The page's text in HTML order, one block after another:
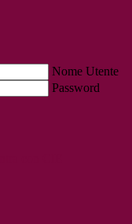
Nome Utente
Password